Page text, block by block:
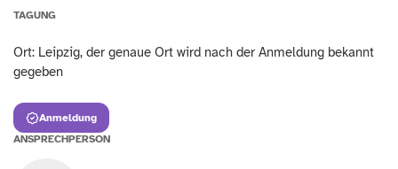
TAGUNG
Ort: Leipzig, der genaue Ort wird nach der Anmeldung bekannt
gegeben
Anmeldung
ANSPRECHPERSON